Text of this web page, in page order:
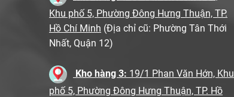
Khu phố 5, Phường Đông Hưng Thuận, TP.
Hồ Chí Minh (Địa chỉ cũ: Phường Tân Thới
Nhất, Quận 12)
Kho hàng 3: 19/1 Phan Văn Hớn, Khu
phố 5, Phường Đông Hưng Thuận, TP. Hồ